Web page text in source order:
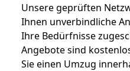
Unsere geprüften
Ihnen unverbindliche
Ihre Bedürfnisse
Angebote sind
Sie einen Umzug